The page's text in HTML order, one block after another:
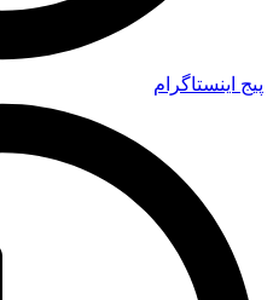
پیج اینستاگرام